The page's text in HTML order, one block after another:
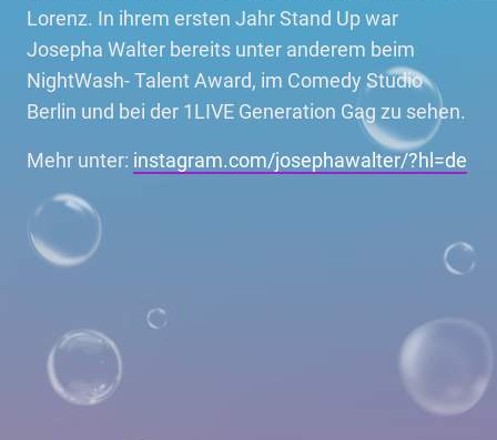
Lorenz. In ihrem ersten Jahr Stand Up war
Josepha Walter bereits unter anderem beim
NightWash- Talent Award, im Comedy Studio
Berlin und bei der 1LIVE Generation Gag zu sehen.
Mehr unter: instagram.com/josephawalter/?hl=de